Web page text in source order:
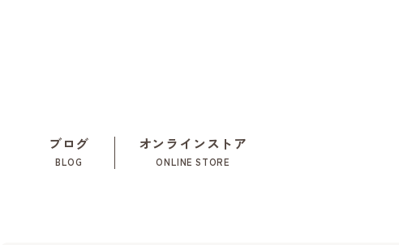
ブログ
BLOG
オンラインストア
ONLINE STORE